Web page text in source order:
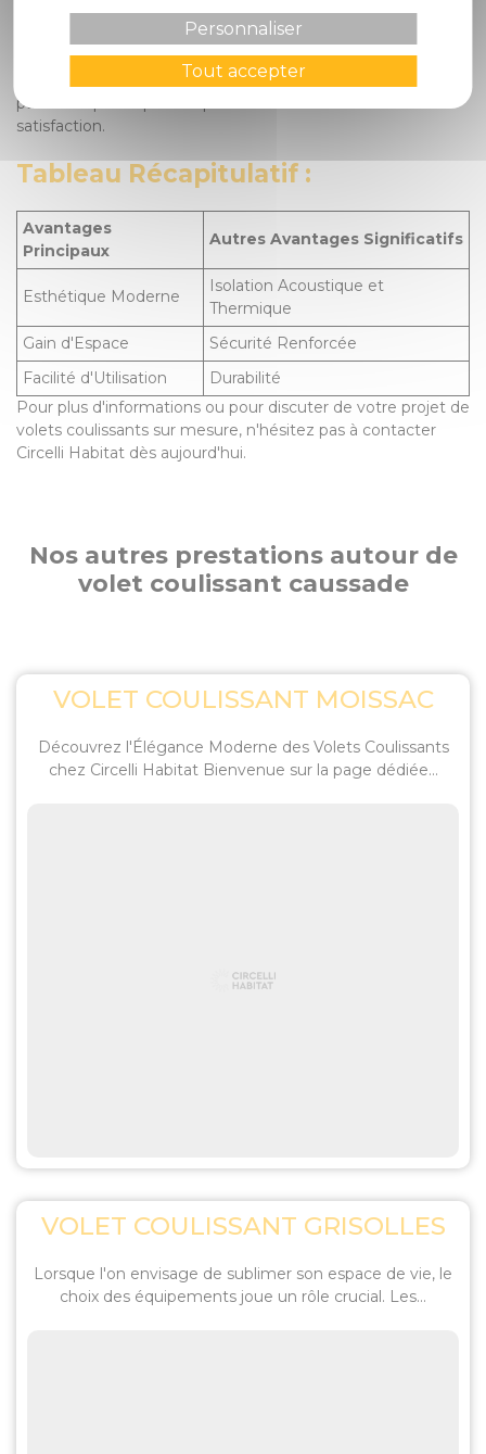
engagement envers la qualité, notre savoir-faire artisanal et
notre service client personnalisé font de nous un partenaire
de confiance pour l'installation de vos volets coulissants.
Nous garantissons une installation professionnelle réalisée
par des experts qualifiés pour assurer votre entière
satisfaction.
Tableau Récapitulatif :
Avantages
Principaux
Autres Avantages Significatifs
Esthétique Moderne
Isolation Acoustique et
Thermique
Gain d'Espace
Sécurité Renforcée
Facilité d'Utilisation
Durabilité
Pour plus d'informations ou pour discuter de votre projet de
volets coulissants sur mesure, n'hésitez pas à contacter
Circelli Habitat dès aujourd'hui.
Nos autres prestations autour de
volet coulissant caussade
VOLET COULISSANT MOISSAC
Découvrez l'Élégance Moderne des Volets Coulissants
chez Circelli Habitat Bienvenue sur la page dédiée...
VOLET COULISSANT GRISOLLES
Lorsque l'on envisage de sublimer son espace de vie, le
choix des équipements joue un rôle crucial. Les...
Tout accepter
Personnaliser